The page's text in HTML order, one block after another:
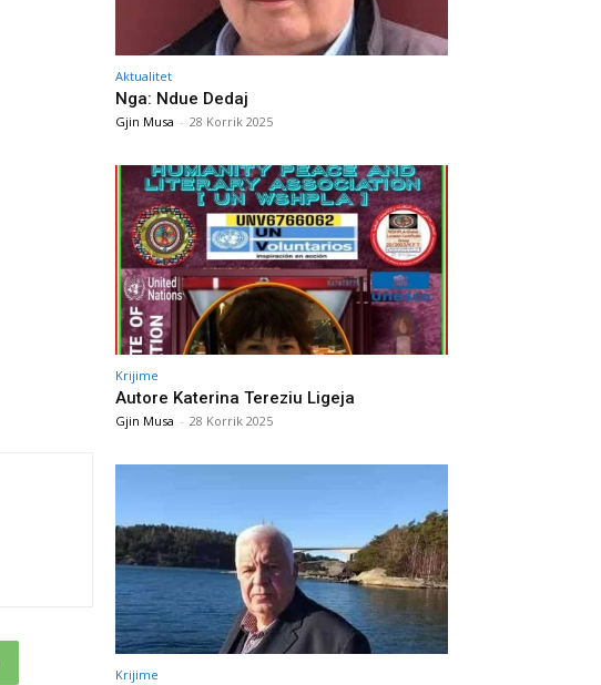
Aktualitet
Nga: Ndue Dedaj
Gjin Musa - 28 Korrik 2025
Krijime
Autore Katerina Tereziu Ligeja
Gjin Musa - 28 Korrik 2025
Krijime